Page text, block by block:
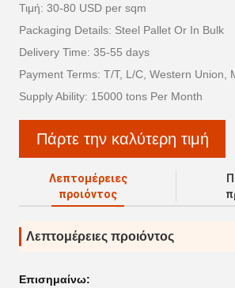
Τιμή: 30-80 USD per sqm
Packaging Details: Steel Pallet Or In Bulk
Delivery Time: 35-55 days
Payment Terms: T/T, L/C, Western Union,
Supply Ability: 15000 tons Per Month
Πάρτε την καλύτερη τιμή
Λεπτομέρειες
προιόντος
Λεπτομέρειες προιόντος
Επισημαίνω: